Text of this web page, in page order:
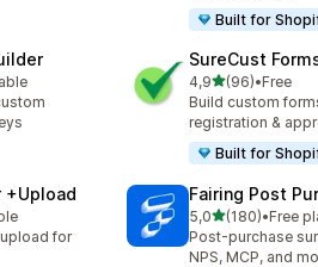
Built for
SureCust
4,9na 5 gwiazdek
(96)
Łączna liczba
•Free
Build custom
registration &
Built for
+Upload
for
Fairing Post
5,0na 5 gwiazdek
(180)
Łączna liczba
•Free
Post-purchase
NPS, MCP, and